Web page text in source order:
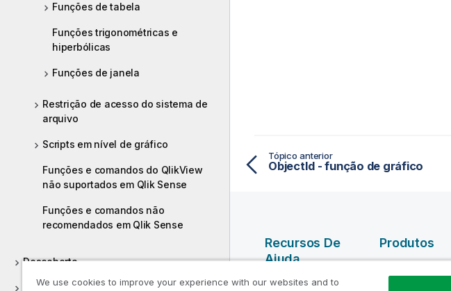
Funções de tabela
Funções trigonométricas e
hiperbólicas
Funções de janela
Restrição de acesso do sistema de
arquivo
Scripts em nível de gráfico
Funções e comandos do QlikView
não suportados em Qlik Sense
Funções e comandos não
recomendados em Qlik Sense
Descoberta
Colaborar
Tópico anterior
ObjectId - função de gráfico
Recursos De
Ajuda
Vídeos da Qlik
Produtos
INTEGRATION
We use cookies to improve your experience with our websites and to